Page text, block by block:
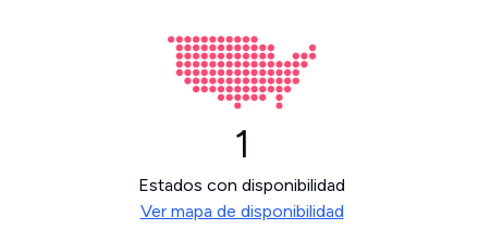
1
Estados con disponibilidad
Ver mapa de disponibilidad